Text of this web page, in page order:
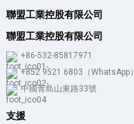
聯盟工業控股有限公司
聯盟工業控股有限公司
+86-532-85817971
+852 9521 6803（WhatsApp）
中國青島山東路33號
支援